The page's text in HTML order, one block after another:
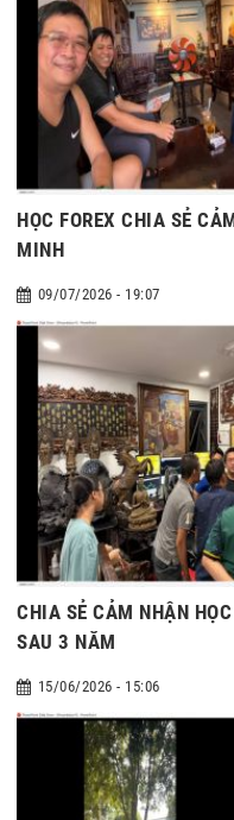
HỌC FOREX CHIA SẺ
MINH
09/07/2026 - 19:07
CHIA SẺ CẢM NHẬN
SAU 3 NĂM
15/06/2026 - 15:06